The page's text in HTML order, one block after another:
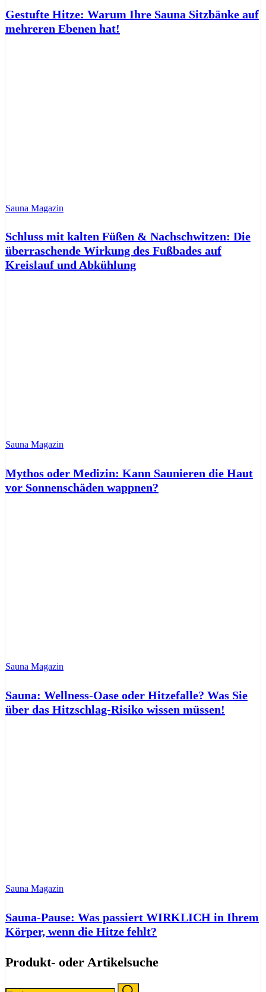
Gestufte Hitze: Warum Ihre Sauna Sitzbänke auf
mehreren Ebenen hat!
Sauna Magazin
Schluss mit kalten Füßen & Nachschwitzen: Die
überraschende Wirkung des Fußbades auf
Kreislauf und Abkühlung
Sauna Magazin
Mythos oder Medizin: Kann Saunieren die Haut
vor Sonnenschäden wappnen?
Sauna Magazin
Sauna: Wellness-Oase oder Hitzefalle? Was Sie
über das Hitzschlag-Risiko wissen müssen!
Sauna Magazin
Sauna-Pause: Was passiert WIRKLICH in Ihrem
Körper, wenn die Hitze fehlt?
Produkt- oder Artikelsuche
Search